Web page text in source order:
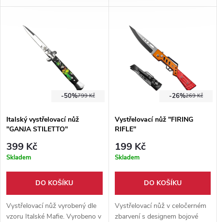
úchyt. Součástí balení je i
provlečení opasku.
mechanizmus, jištěný
pouhých 70 gramů.
799 Kč
-50%
Italský vystřelovací nůž
"GANJA STILETTO"
399 Kč
Skladem
DO KOŠÍKU
Vystřelovací nůž vyrobený dle
vzoru Italské Mafie. Vyrobeno v
269 Kč
-26%
Vystřelovací nůž "FIRING
RIFLE"
199 Kč
Skladem
DO KOŠÍKU
Vystřelovací nůž v celočerném
zbarvení s designem bojové